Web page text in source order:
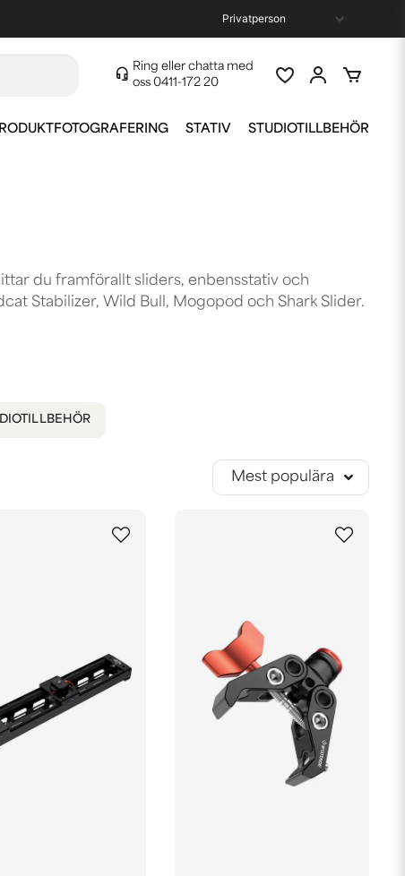
Ring eller chatta med
oss 0411-172 20
STATIV STUDIOTILLBEHÖR
du framförallt sliders, enbensstativ och
Stabilizer, Wild Bull, Mogopod och Shark Slider.
Mest populära